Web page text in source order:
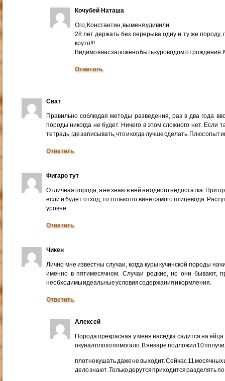
Кочубей Наташа
Ого, Константин, вы меня удивили.
28 лет держать без перерыва одну и ту же
круто!!!
Видимо в вас заложено быть куроводом от рождения.
Ответить
Сват
Правильно соблюдая методы разведения, раз в два года
породы никогда не будет. Ничего в этом сложного нет. Если
тетрадь, где записывать, что и когда лучше сделать. Плюс опыт
Ответить
Фигаро тут
Отличная порода, я не знаю в ней ни одного недостатка. При
если и будет отход, то только по вине самого птицевода.
уровне.
Ответить
Чикен
Лично мне известны случаи, когда куры кучинской породы
именно в пятимесячном. Случаи редкие, но они бывают,
необходимы идеальные условия содержания и кормления.
Ответить
Алексей
Порода прекрасная у меня наседка садится на
окунал плохо помогало. В январе подложил 10
плотно кушать даже не выходит. Сейчас 11
дело знают .Только дерутся приходится разделять